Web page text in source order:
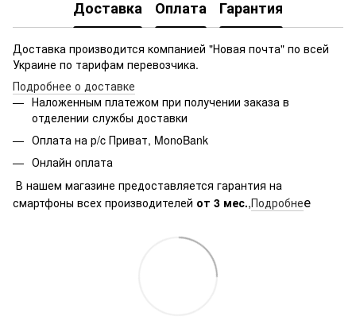
Доставка Оплата Гарантия
Доставка производится компанией "Новая почта" по всей
Украине по тарифам перевозчика.
Подробнее о доставке
Наложенным платежом при получении заказа в
отделении службы доставки
Оплата на р/c Приват, MonoBank
Онлайн оплата
В нашем магазине предоставляется гарантия на
смартфоны всех производителей от 3 мес.,Подробнее